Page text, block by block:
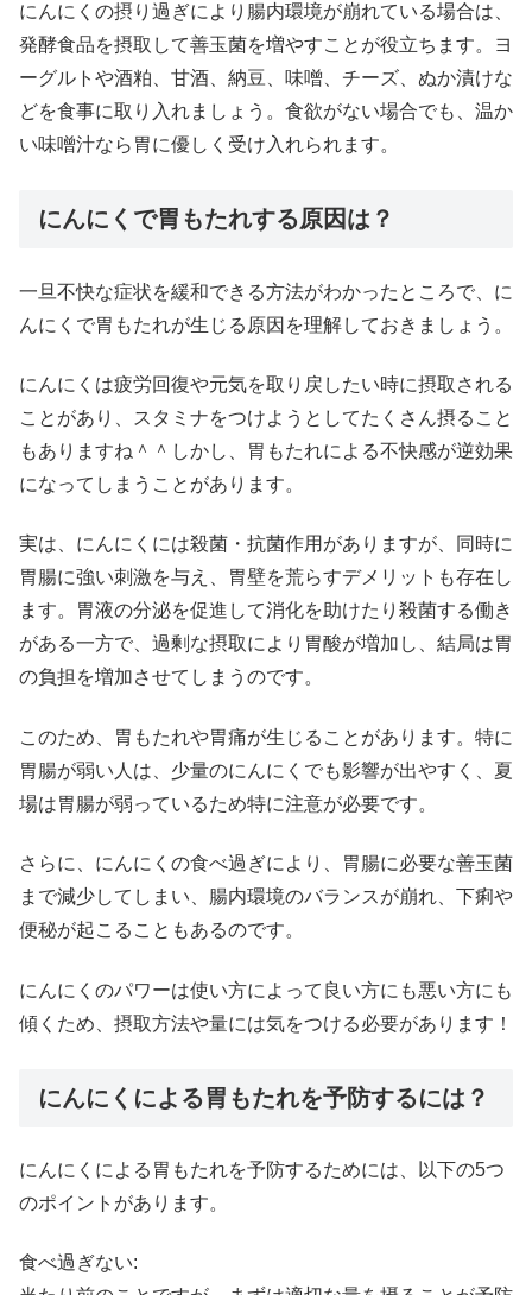
にんにくの摂り過ぎにより腸内環境が崩れている場合は、
発酵食品を摂取して善玉菌を増やすことが役立ちます。ヨ
ーグルトや酒粕、甘酒、納豆、味噌、チーズ、ぬか漬けな
どを食事に取り入れましょう。食欲がない場合でも、温か
い味噌汁なら胃に優しく受け入れられます。
にんにくで胃もたれする原因は？
一旦不快な症状を緩和できる方法がわかったところで、に
んにくで胃もたれが生じる原因を理解しておきましょう。
にんにくは疲労回復や元気を取り戻したい時に摂取される
ことがあり、スタミナをつけようとしてたくさん摂ること
もありますね＾＾しかし、胃もたれによる不快感が逆効果
になってしまうことがあります。
実は、にんにくには殺菌・抗菌作用がありますが、同時に
胃腸に強い刺激を与え、胃壁を荒らすデメリットも存在し
ます。胃液の分泌を促進して消化を助けたり殺菌する働き
がある一方で、過剰な摂取により胃酸が増加し、結局は胃
の負担を増加させてしまうのです。
このため、胃もたれや胃痛が生じることがあります。特に
胃腸が弱い人は、少量のにんにくでも影響が出やすく、夏
場は胃腸が弱っているため特に注意が必要です。
さらに、にんにくの食べ過ぎにより、胃腸に必要な善玉菌
まで減少してしまい、腸内環境のバランスが崩れ、下痢や
便秘が起こることもあるのです。
にんにくのパワーは使い方によって良い方にも悪い方にも
傾くため、摂取方法や量には気をつける必要があります！
にんにくによる胃もたれを予防するには？
にんにくによる胃もたれを予防するためには、以下の5つ
のポイントがあります。
食べ過ぎない: